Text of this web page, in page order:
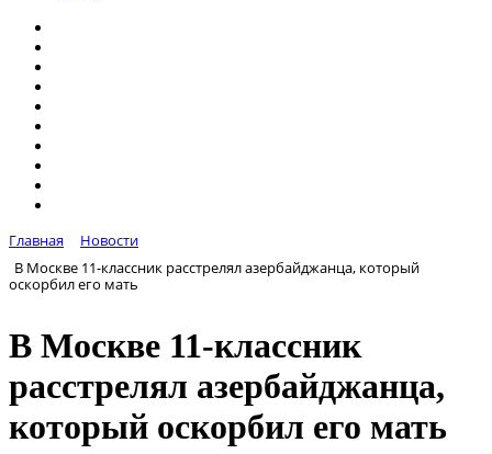
Главная
Новости
В Москве 11-классник расстрелял азербайджанца, который
оскорбил его мать
В Москве 11-классник
расстрелял азербайджанца,
который оскорбил его мать